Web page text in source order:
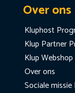
Over ons
Kluphost
Klup Partner
Klup Webshop
Over ons
Sociale missie